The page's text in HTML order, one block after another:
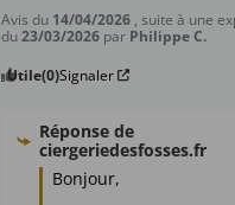
Avis du 14/04/2026 , suite à une
du23/03/2026 par Philippe C.
Utile(0)Signaler
Réponse de
ciergeriedesfosses.fr
Bonjour,